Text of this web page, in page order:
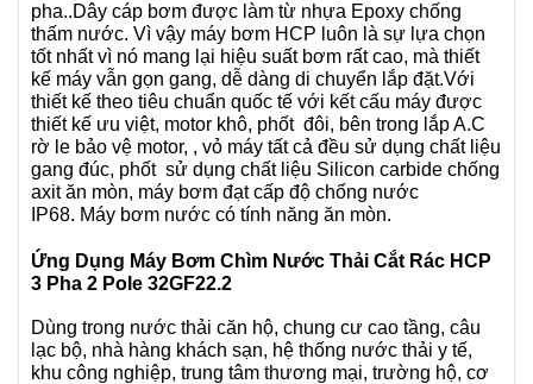
pha..Dây cáp bơm được làm từ nhựa Epoxy chống
thấm nước. Vì vậy máy bơm HCP luôn là sự lựa chọn
tốt nhất vì nó mang lại hiệu suất bơm rất cao, mà thiết
kế máy vẫn gọn gang, dễ dàng di chuyển lắp đặt.Với
thiết kế theo tiêu chuẩn quốc tế với kết cấu máy được
thiết kế ưu việt, motor khô, phốt đôi, bên trong lắp A.C
rờ le bảo vệ motor, , vỏ máy tất cả đều sử dụng chất liệu
gang đúc, phốt sử dụng chất liệu Silicon carbide chống
axit ăn mòn, máy bơm đạt cấp độ chống nước
IP68. Máy bơm nước có tính năng ăn mòn.
Ứng Dụng Máy Bơm Chìm Nước Thải Cắt Rác HCP
3 Pha 2 Pole 32GF22.2
Dùng trong nước thải căn hộ, chung cư cao tầng, câu
lạc bộ, nhà hàng khách sạn, hệ thống nước thải y tế,
khu công nghiệp, trung tâm thương mại, trường hộ, cơ